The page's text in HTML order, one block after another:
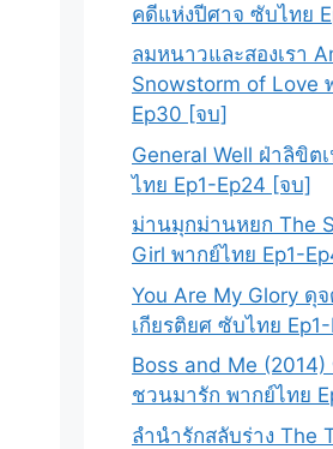
คดีแห่งปีศาจ ซับไทย
ลมหนาวและสองเรา
Snowstorm of Love
Ep30 [จบ]
General Well ฝ่าลิขิต
ไทย Ep1-Ep24 [จบ]
ม่านมุกม่านหยก The
Girl พากย์ไทย Ep1-
You Are My Glory ดุ
เกียรติยศ ซับไทย
Boss and Me
ชวนมารัก พากย์ไทย
ลำนำรักสลับร่าง The